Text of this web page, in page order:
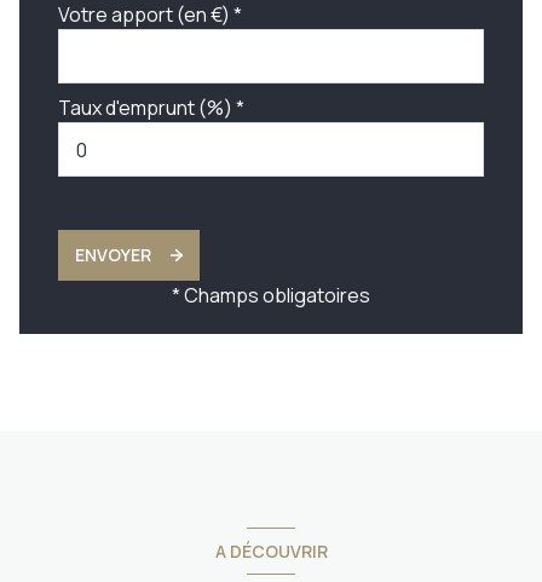
Votre apport (en €) *
Taux d'emprunt (%) *
ENVOYER
* Champs obligatoires
A DÉCOUVRIR